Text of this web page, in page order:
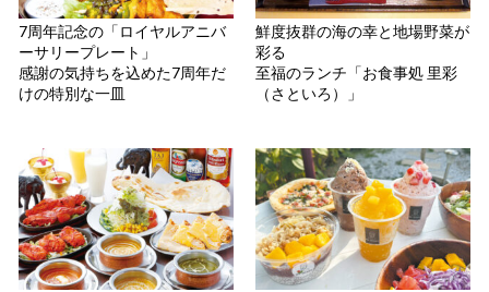
7周年記念の「ロイヤルアニバ
ーサリープレート」
感謝の気持ちを込めた7周年だ
けの特別な一皿
鮮度抜群の海の幸と地場野菜が
彩る
至福のランチ「お食事処 里彩
（さといろ）」